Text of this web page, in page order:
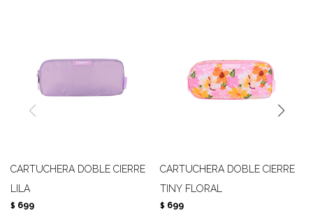
CARTUCHERA DOBLE CIERRE
LILA
$ 699
CARTUCHERA DOBLE CIERRE
TINY FLORAL
$ 699